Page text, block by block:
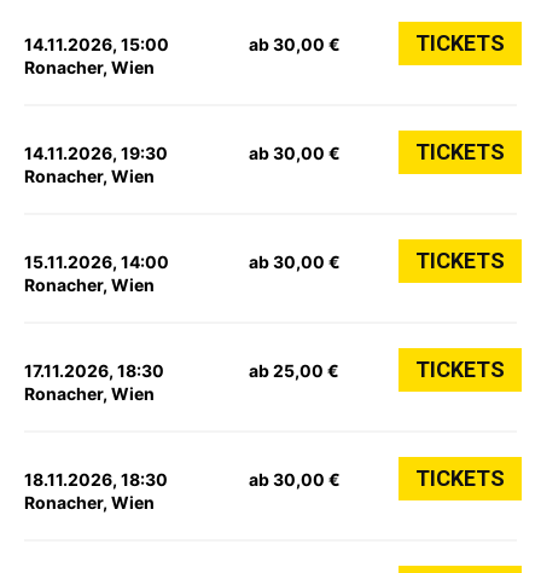
14.11.2026, 15:00
Ronacher, Wien
ab 30,00 € TICKETS
14.11.2026, 19:30
Ronacher, Wien
ab 30,00 € TICKETS
15.11.2026, 14:00
Ronacher, Wien
ab 30,00 € TICKETS
17.11.2026, 18:30
Ronacher, Wien
ab 25,00 € TICKETS
18.11.2026, 18:30
Ronacher, Wien
ab 30,00 € TICKETS